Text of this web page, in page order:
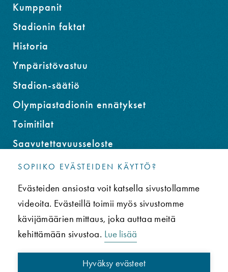
Kumppanit
Stadionin faktat
Historia
Ympäristövastuu
Stadion-säätiö
Olympiastadionin ennätykset
Toimitilat
Saavutettavuusseloste
Usein kysytyt kysymykset (UKK)
Tietosuojaseloste
Paavo Nurmen tie 1, 00250 Helsinki
Info puh. 050 3431619
SOPIIKO EVÄSTEIDEN KÄYTTÖ?
Evästeiden ansiosta voit katsella sivustollamme
videoita. Evästeillä toimii myös sivustomme
kävijämäärien mittaus, joka auttaa meitä
kehittämään sivustoa. Lue lisää
Hyväksy evästeet